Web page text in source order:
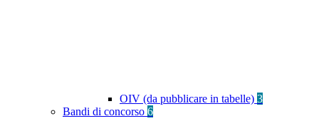
OIV (da pubblicare in tabelle) 3
Bandi di concorso 6